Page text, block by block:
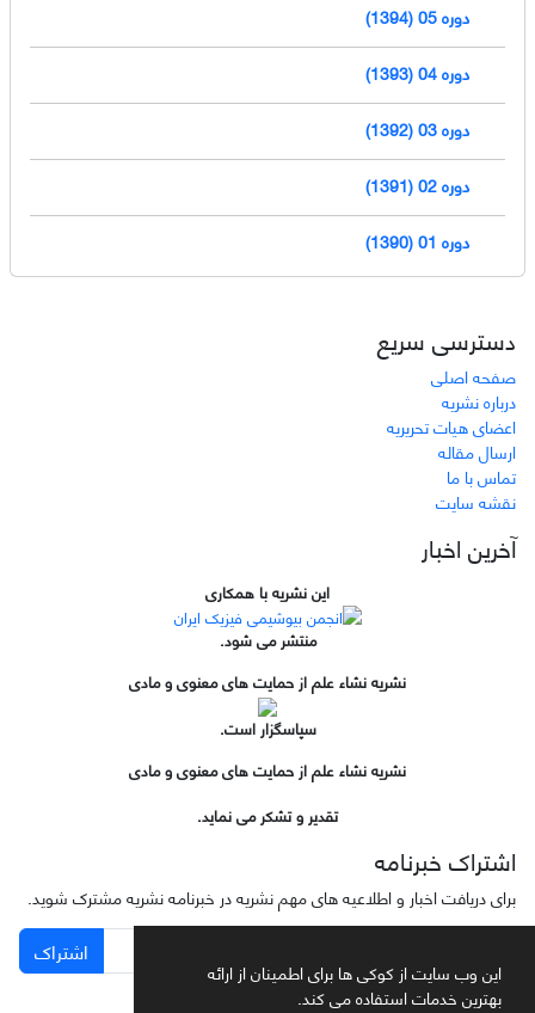
این وب سایت از کوکی ها برای اطمینان از ارائه
بهترین خدمات استفاده می کند.
دوره 05 (1394)
دوره 04 (1393)
دوره 03 (1392)
دوره 02 (1391)
دوره 01 (1390)
دسترسی سریع
صفحه اصلی
درباره نشریه
اعضای هیات تحریریه
ارسال مقاله
تماس با ما
نقشه سایت
آخرین اخبار
این نشریه با همکاری
منتشر می شود.
نشریه نشاء علم از حمایت های معنوی و مادی
سپاسگزار است.
نشریه نشاء علم از حمایت های معنوی و مادی
تقدیر و تشکر می نماید.
اشتراک خبرنامه
برای دریافت اخبار و اطلاعیه های مهم نشریه در خبرنامه نشریه مشترک شوید.
اشتراک